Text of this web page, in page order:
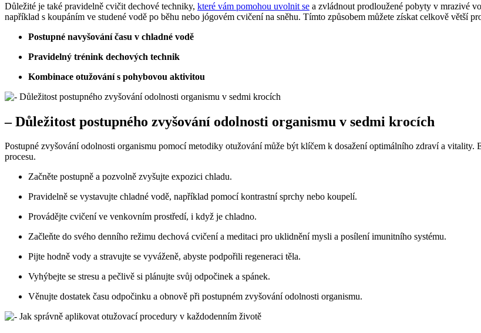
Důležité je také pravidelně cvičit dechové techniky, které vám pomohou uvolnit se a zvládnout prodloužené pobyty v mrazivé
například s koupáním ve studené vodě po běhu nebo jógovém cvičení na sněhu. Tímto způsobem můžete získat celkově větší
Postupné navyšování času v chladné vodě
Pravidelný trénink dechových technik
Kombinace otužování s pohybovou aktivitou
– Důležitost postupného zvyšování odolnosti organismu v sedmi krocích
Postupné zvyšování odolnosti organismu pomocí metodiky otužování může být klíčem k dosažení optimálního zdraví a vitality.
procesu.
Začněte postupně a pozvolně zvyšujte expozici chladu.
Pravidelně se vystavujte chladné vodě, například pomocí kontrastní sprchy nebo koupelí.
Provádějte cvičení ve venkovním prostředí, i když je chladno.
Začleňte do svého denního režimu dechová cvičení a meditaci pro uklidnění mysli a posílení imunitního systému.
Pijte hodně vody a stravujte se vyváženě, abyste podpořili regeneraci těla.
Vyhýbejte se stresu a pečlivě si plánujte svůj odpočinek a spánek.
Věnujte dostatek času odpočinku a obnově při postupném zvyšování odolnosti organismu.